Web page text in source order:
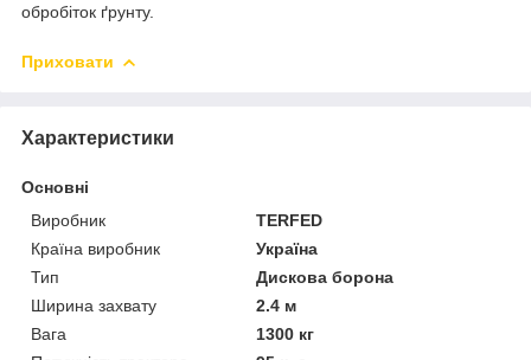
обробіток ґрунту.
Приховати
Характеристики
Основні
Виробник
TERFED
Країна виробник
Україна
Тип
Дискова борона
Ширина захвату
2.4 м
Вага
1300 кг